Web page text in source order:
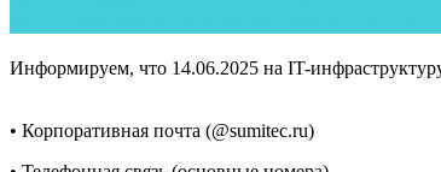
Информируем, что 14.06.2025 на IT-
• Корпоративная почта (@sumitec.ru)